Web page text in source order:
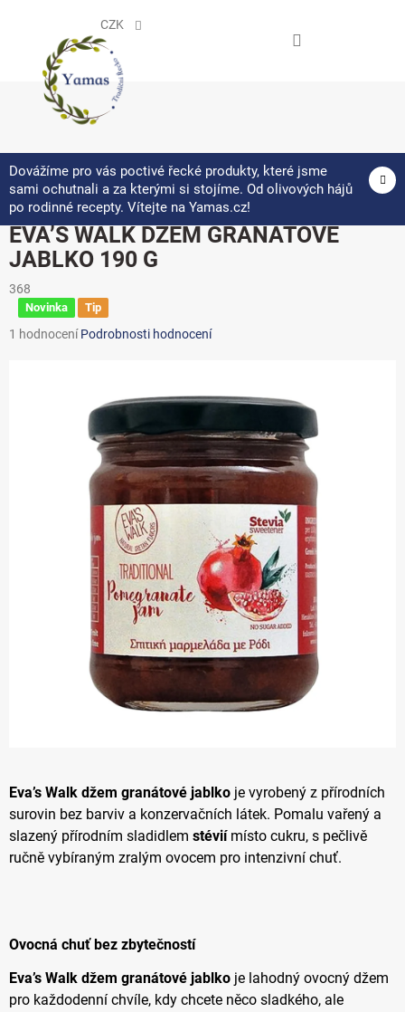
CZK
Dovážíme pro vás poctivé řecké produkty, které jsme
sami ochutnali a za kterými si stojíme. Od olivových hájů
po rodinné recepty. Vítejte na Yamas.cz!
EVA’S WALK DŽEM GRANÁTOVÉ
JABLKO 190 G
368
Novinka Tip
Průměrné
1 hodnocení Podrobnosti hodnocení
Eva’s Walk džem granátové jablko je vyrobený z přírodních
surovin bez barviv a konzervačních látek. Pomalu vařený a
slazený přírodním sladidlem stéviímísto cukru, s pečlivě
ručně vybíraným zralým ovocem pro intenzivní chuť.
Ovocná chuť bez zbytečností
Eva’s Walk džem granátové jablko je lahodný ovocný džem
pro každodenní chvíle, kdy chcete něco sladkého, ale